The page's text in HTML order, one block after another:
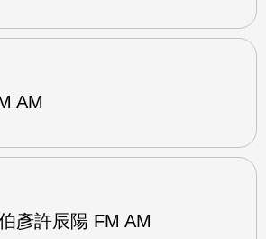
AM
彥許辰陽 FM AM